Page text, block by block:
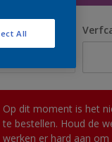
Op dit moment is het
te bestellen. Houd de
werken er hard aan
All